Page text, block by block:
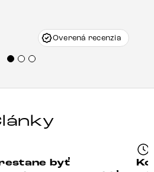
pravdepodobne
záležitosti pristúpili
produkty Delife
Overená recenzia
byť